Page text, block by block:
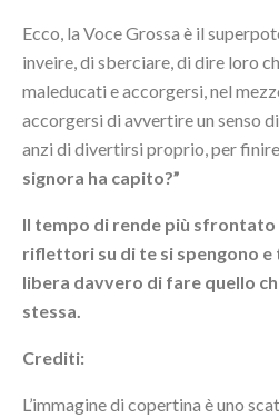
Ecco, la Voce Grossa è il
inveire, di sberciare, di dire loro
maleducati e accorgersi, nel
accorgersi di avvertire un senso
anzi di divertirsi proprio, per
signora ha capito?”
Il tempo di rende più
riflettori su di te si spengono e
libera davvero di fare quello
stessa.
Crediti:
L’immagine di copertina è uno